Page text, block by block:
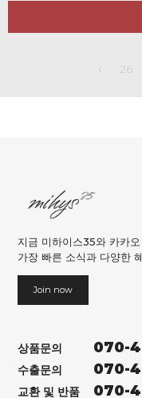
26
지금 미하이스35와 카카
가장 빠른 소식과 다양한
Join now
상품문의 070-
수출문의 070-
교환 및 반품 070-